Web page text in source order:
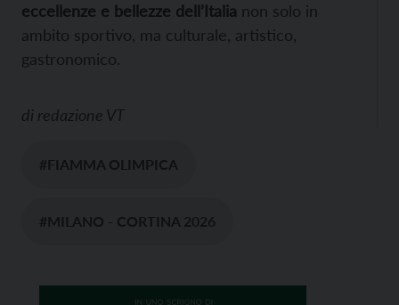
eccellenze e bellezze dell’Italia non solo in
ambito sportivo, ma culturale, artistico,
gastronomico.
di redazione VT
#FIAMMA OLIMPICA
#MILANO - CORTINA 2026